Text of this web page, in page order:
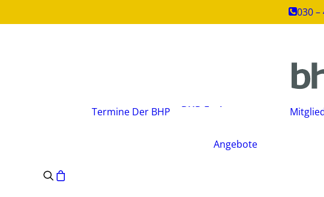
030 –
Termine Der BHP
BHP-Fachgruppen
Satzung des BHP
Angebote
Inhouse-
Angebot
EAH